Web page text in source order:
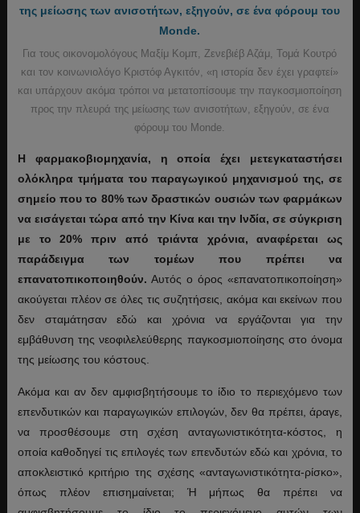
Για τους οικονομολόγους Μαξίμ Κομπ, Ζενεβιέβ Αζάμ, Τομά Κουτρό
και τον κοινωνιολόγο Κριστόφ Αγκιτόν, «η ιστορία δεν έχει γραφτεί»
και υπάρχουν ακόμα τρόποι να μετατοπίσουμε την παγκοσμιοποίηση
προς την πλευρά της μείωσης των ανισοτήτων, εξηγούν, σε ένα
φόρουμ του Monde.
Η φαρμακοβιομηχανία, η οποία έχει μετεγκαταστήσει
ολόκληρα τμήματα του παραγωγικού μηχανισμού της, σε
σημείο που το 80% των δραστικών ουσιών των φαρμάκων
να εισάγεται τώρα από την Κίνα και την Ινδία, σε σύγκριση
με το 20% πριν από τριάντα χρόνια, αναφέρεται ως
παράδειγμα των τομέων που πρέπει να
επανατοπικοποιηθούν. Αυτός ο όρος «επανατοπικοποίηση»
ακούγεται πλέον σε όλες τις συζητήσεις, ακόμα και εκείνων που
δεν σταμάτησαν εδώ και χρόνια να εργάζονται για την
εμβάθυνση της νεοφιλελεύθερης παγκοσμιοποίησης στο όνομα
της μείωσης του κόστους.
Ακόμα και αν δεν αμφισβητήσουμε το ίδιο το περιεχόμενο των
επενδυτικών και παραγωγικών επιλογών, δεν θα πρέπει, άραγε,
να προσθέσουμε στη σχέση ανταγωνιστικότητα-κόστος, η
οποία καθοδηγεί τις επιλογές των επενδυτών εδώ και χρόνια, το
αποκλειστικό κριτήριο της σχέσης «ανταγωνιστικότητα-ρίσκο»,
όπως πλέον επισημαίνεται; Ή μήπως θα πρέπει να